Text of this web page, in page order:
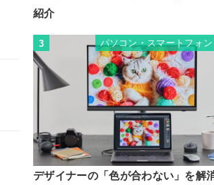
紹介
3 パソコン・スマートフォン
デザイナーの「色が合わない」を解消